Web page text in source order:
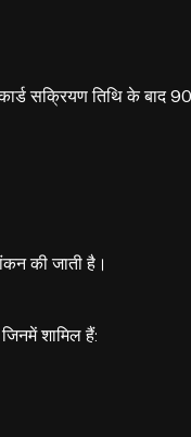
सक्रियण तिथि के बाद
की जाती है।
शामिल हैं: